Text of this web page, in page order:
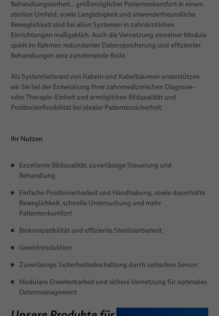
Patientenpositionierung
Vertriebsnetz
News
Über uns
Qualität
Forschung & Entwicklung
Umwelt und Energie
Standorte
Karriere
Termine
Publikationen
Behandlungseinheit... größtmöglicher Patientenkomfort in einem
sterilen Umfeld, sowie Langlebigkeit und anwenderfreundliche
Beweglichkeit sind bei allen Systemen in zahnärztlichen
Einrichtungen maßgeblich. Auch die Vernetzung einzelner Module
spielt im Rahmen redundanter Datenspeicherung und effizienter
Behandlungen eine zunehmende Rolle.
Als Systemlieferant von Kabeln und Kabelbäumen unterstützen
wir Sie bei der Entwicklung Ihrer zahnmedizinischen Diagnose-
oder Therapie-Einheit und ermöglichen Bildqualität und
Positionierflexibilität bei idealer Patientensicherheit.
Ihr Nutzen
Exzellente Bildqualität, zuverlässige Steuerung und
Behandlung
Einfache Positionierbarkeit und Handhabung, sowie dauerhafte
Beweglichkeit, schnelle Untersuchung und mehr
Patientenkomfort
Biokompatibilität und effiziente Sterilisierbarkeit
Gewichtreduktion
Zuverlässige Sicherheitsabschaltung durch optischen Sensor
Modulare Erweiterbarkeit und sichere Vernetzung für optimales
Datenmanagement